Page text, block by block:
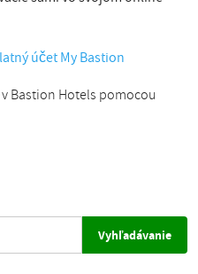
účet My Bastion
Bastion Hotels pomocou